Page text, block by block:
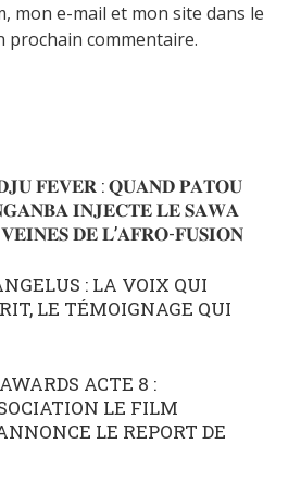
mon e-mail et mon site dans le
commentaire.
𝐅𝐄𝐕𝐄𝐑 : 𝐐𝐔𝐀𝐍𝐃 𝐏𝐀𝐓𝐎𝐔
𝐈𝐍𝐉𝐄𝐂𝐓𝐄 𝐋𝐄 𝐒𝐀𝐖𝐀
𝐃𝐄 𝐋’𝐀𝐅𝐑𝐎-𝐅𝐔𝐒𝐈𝐎𝐍
: LA VOIX QUI
LE TÉMOIGNAGE QUI
ACTE 8 :
LE FILM
LE REPORT DE